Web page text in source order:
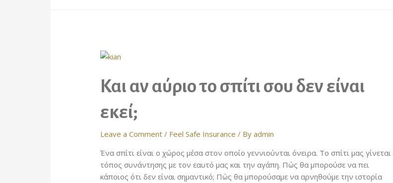
Και αν αύριο το σπίτι σου δεν είναι
εκεί;
Leave a Comment / Feel Safe Insurance / Byadmin
Ένα σπίτι είναι ο χώρος μέσα στον οποίο γεννιούνται όνειρα. Το σπίτι μας γίνεται
τόπος συνάντησης με τον εαυτό μας και την αγάπη. Πώς θα μπορούσε να πει
κάποιος ότι δεν είναι σημαντικό; Πώς θα μπορούσαμε να αρνηθούμε την ιστορία